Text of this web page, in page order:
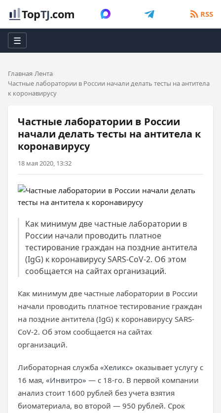
TopTJ.com RSS
☰
Главная Лента
Частные лаборатории в России начали делать тесты на антитела
к коронавирусу
Частные лаборатории в России
начали делать тесты на антитела к
коронавирусу
18 мая 2020, 13:32
Как минимум две частные лаборатории в
России начали проводить платное
тестирование граждан на поздние антитела
(IgG) к коронавирусу SARS-CoV-2. Об этом
сообщается на сайтах организаций.
Как минимум две частные лаборатории в России
начали проводить платное тестирование граждан
на поздние антитела (IgG) к коронавирусу SARS-
CoV-2. Об этом сообщается на сайтах
организаций.
Либораторная служба «Хеликс» оказывает услугу с
16 мая, «Инвитро» — с 18-го. В первой компании
анализ стоит 1600 рублей без учета взятия
биоматериала, во второй — 950 рублей. Срок